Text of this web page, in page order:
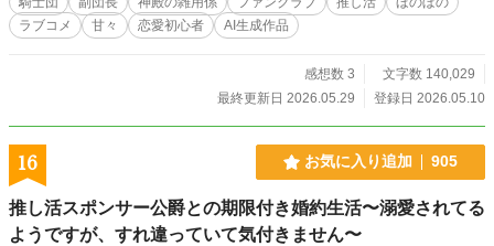
ラブコメ
甘々 恋愛初心者 AI生成作品
感想数 3
文字数 140,029
最終更新日 2026.05.29
登録日 2026.05.10
16 お気に入り追加 905
推し活スポンサー公爵との期限付き婚約生活〜溺愛されてる
ようですが、すれ違っていて気付きません〜